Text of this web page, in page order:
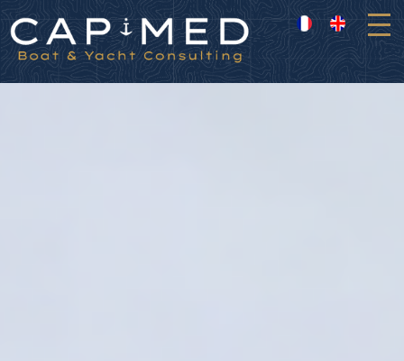
Panneau de gestion des cookies